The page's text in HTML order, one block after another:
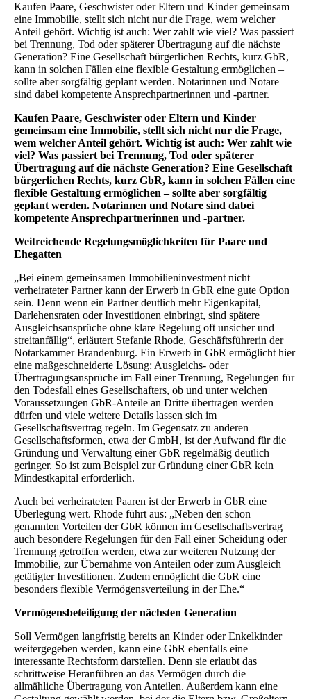
Kaufen Paare, Geschwister oder Eltern und Kinder gemeinsam
eine Immobilie, stellt sich nicht nur die Frage, wem welcher
Anteil gehört. Wichtig ist auch: Wer zahlt wie viel? Was passiert
bei Trennung, Tod oder späterer Übertragung auf die nächste
Generation? Eine Gesellschaft bürgerlichen Rechts, kurz GbR,
kann in solchen Fällen eine flexible Gestaltung ermöglichen –
sollte aber sorgfältig geplant werden. Notarinnen und Notare
sind dabei kompetente Ansprechpartnerinnen und -partner.
Kaufen Paare, Geschwister oder Eltern und Kinder
gemeinsam eine Immobilie, stellt sich nicht nur die Frage,
wem welcher Anteil gehört. Wichtig ist auch: Wer zahlt wie
viel? Was passiert bei Trennung, Tod oder späterer
Übertragung auf die nächste Generation? Eine Gesellschaft
bürgerlichen Rechts, kurz GbR, kann in solchen Fällen eine
flexible Gestaltung ermöglichen – sollte aber sorgfältig
geplant werden. Notarinnen und Notare sind dabei
kompetente Ansprechpartnerinnen und -partner.
Weitreichende Regelungsmöglichkeiten für Paare und
Ehegatten
„Bei einem gemeinsamen Immobilieninvestment nicht
verheirateter Partner kann der Erwerb in GbR eine gute Option
sein. Denn wenn ein Partner deutlich mehr Eigenkapital,
Darlehensraten oder Investitionen einbringt, sind spätere
Ausgleichsansprüche ohne klare Regelung oft unsicher und
streitanfällig“, erläutert Stefanie Rhode, Geschäftsführerin der
Notarkammer Brandenburg. Ein Erwerb in GbR ermöglicht hier
eine maßgeschneiderte Lösung: Ausgleichs- oder
Übertragungsansprüche im Fall einer Trennung, Regelungen für
den Todesfall eines Gesellschafters, ob und unter welchen
Voraussetzungen GbR-Anteile an Dritte übertragen werden
dürfen und viele weitere Details lassen sich im
Gesellschaftsvertrag regeln. Im Gegensatz zu anderen
Gesellschaftsformen, etwa der GmbH, ist der Aufwand für die
Gründung und Verwaltung einer GbR regelmäßig deutlich
geringer. So ist zum Beispiel zur Gründung einer GbR kein
Mindestkapital erforderlich.
Auch bei verheirateten Paaren ist der Erwerb in GbR eine
Überlegung wert. Rhode führt aus: „Neben den schon
genannten Vorteilen der GbR können im Gesellschaftsvertrag
auch besondere Regelungen für den Fall einer Scheidung oder
Trennung getroffen werden, etwa zur weiteren Nutzung der
Immobilie, zur Übernahme von Anteilen oder zum Ausgleich
getätigter Investitionen. Zudem ermöglicht die GbR eine
besonders flexible Vermögensverteilung in der Ehe.“
Vermögensbeteiligung der nächsten Generation
Soll Vermögen langfristig bereits an Kinder oder Enkelkinder
weitergegeben werden, kann eine GbR ebenfalls eine
interessante Rechtsform darstellen. Denn sie erlaubt das
schrittweise Heranführen an das Vermögen durch die
allmähliche Übertragung von Anteilen. Außerdem kann eine